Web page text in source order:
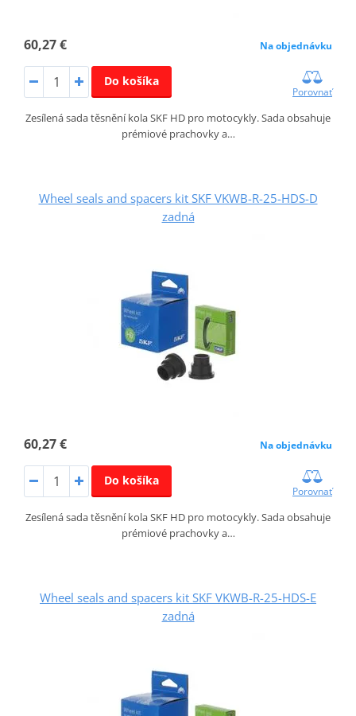
60,27 € Na objednávku
Do košíka
Porovnať
Zesílená sada těsnění kola SKF HD pro motocykly. Sada obsahuje
prémiové prachovky a…
Wheel seals and spacers kit SKF VKWB-R-25-HDS-D
zadná
60,27 € Na objednávku
Do košíka
Porovnať
Zesílená sada těsnění kola SKF HD pro motocykly. Sada obsahuje
prémiové prachovky a…
Wheel seals and spacers kit SKF VKWB-R-25-HDS-E
zadná